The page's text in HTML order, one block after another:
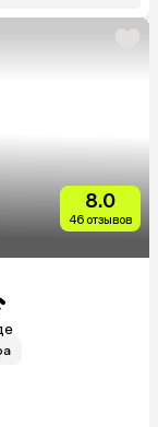
8.0
46 отзывов